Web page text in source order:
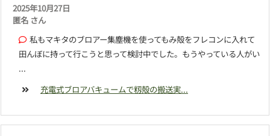
2025年10月27日
匿名 さん
私もマキタのブロアー集塵機を使ってもみ殻をフレコンに入れて
田んぼに持って行こうと思って検討中でした。もうやっている人がい
...
充電式ブロアバキュームで籾殻の搬送実...